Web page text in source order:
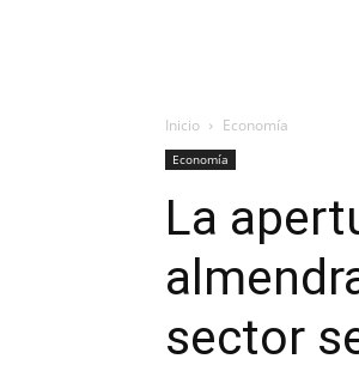
Inicio Economía
Economía
La
sector